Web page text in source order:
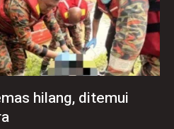
hilang, ditemui